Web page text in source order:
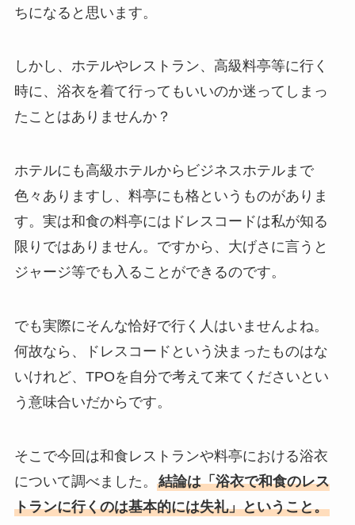
ちになると思います。
しかし、ホテルやレストラン、高級料亭等に行く
時に、 浴衣を着て行ってもいいのか迷ってしまっ
たことはありませんか？
ホテルにも高級ホテルからビジネスホテルまで
色々ありますし、 料亭にも格というものがありま
す。 実は和食の料亭にはドレスコードは私が知る
限りではありません。 ですから、大げさに言うと
ジャージ等でも入ることができるのです。
でも実際にそんな恰好で行く人はいませんよね。
何故なら、ドレスコードという決まったものはな
いけれど、 TPOを自分で考えて来てくださいとい
う意味合いだからです。
そこで今回は和食レストランや料亭における浴衣
について調べました。 結論は「浴衣で和食のレス
トランに行くのは基本的には失礼」ということ。